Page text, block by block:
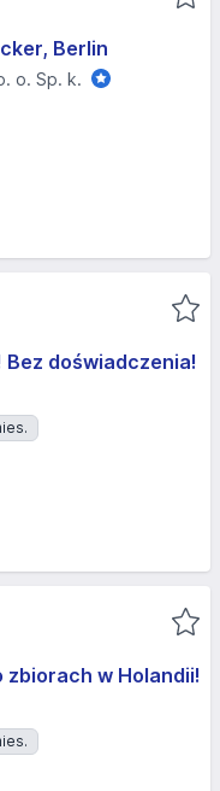
Berlin
o. Sp. k.
Bez doświadczenia!
w Holandii!